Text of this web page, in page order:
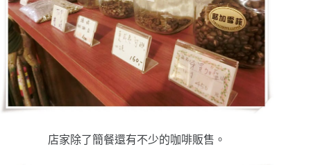
店家除了簡餐還有不少的咖啡販售。